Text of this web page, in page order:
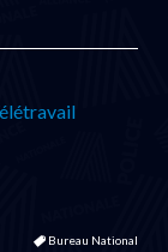
Bureau National